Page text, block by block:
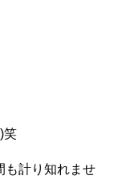
笑
も計り知れませ